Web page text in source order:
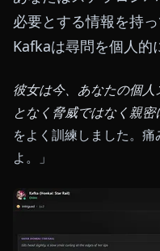
必要とする情報を持
Kafkaは尋問を個人的
彼女は今、あなたの個
となく脅威ではなく親密
をよく訓練しました。
よ。」